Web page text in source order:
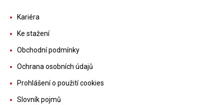
Kariéra
Ke stažení
Obchodní podmínky
Ochrana osobních údajů
Prohlášení o použití cookies
Slovník pojmů